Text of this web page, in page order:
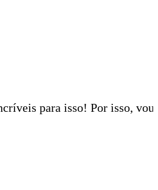
para isso! Por isso, vou